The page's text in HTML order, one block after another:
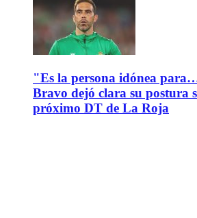
"Es la persona idónea
Bravo dejó clara su postura
próximo DT de La Roja